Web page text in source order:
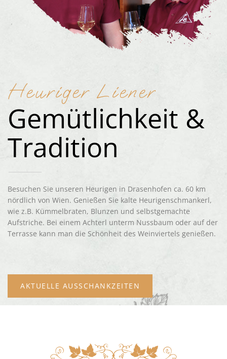
Heuriger Liener
Gemütlichkeit &
Tradition
Besuchen Sie unseren Heurigen in Drasenhofen ca. 60 km
nördlich von Wien. Genießen Sie kalte Heurigenschmankerl,
wie z.B. Kümmelbraten, Blunzen und selbstgemachte
Aufstriche. Bei einem Achterl unterm Nussbaum oder auf der
Terrasse kann man die Schönheit des Weinviertels genießen.
AKTUELLE AUSSCHANKZEITEN